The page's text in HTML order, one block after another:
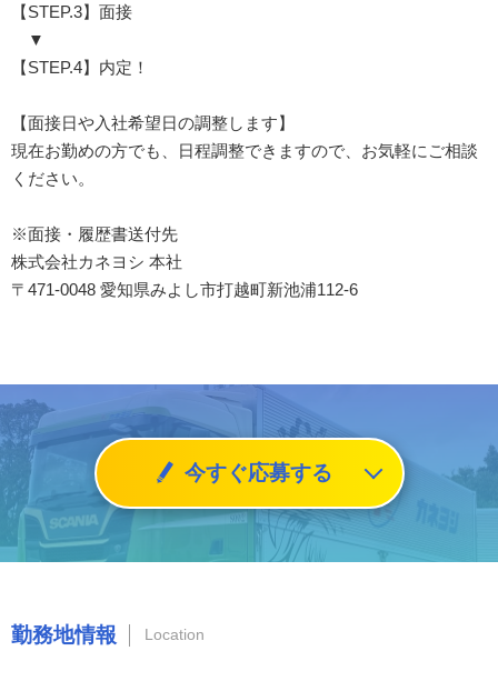
【STEP.3】面接
▼
【STEP.4】内定！
【面接日や入社希望日の調整します】
現在お勤めの方でも、日程調整できますので、お気軽にご相談
ください。
※面接・履歴書送付先
株式会社カネヨシ 本社
〒471-0048 愛知県みよし市打越町新池浦112-6
今すぐ応募する
勤務地情報 Location